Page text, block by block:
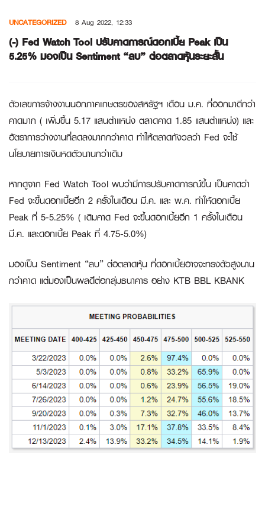
content
UNCATEGORIZED 8 Aug 2022, 12:33
(-) Fed Watch Tool ปรับคาดการณ์ดอกเบี้ย Peak เป็น
5.25% มองเป็น Sentiment “ลบ” ต่อตลาดหุ้นระยะสั้น
ตัวเลขการจ้างงานนอกภาคเกษตรของสหรัฐฯ เดือน ม.ค. ที่ออกมาดีกว่า
คาดมาก ( เพิ่มขึ้น 5.17 แสนตำแหน่ง ตลาดคาด 1.85 แสนตำแหน่ง) และ
อัตราการว่างงานที่ลดลงมากกว่าคาด ทำให้ตลาดกังวลว่า Fed จะใช้
นโยบายการเงินหดตัวนานกว่าเดิม
หากดูจาก Fed Watch Tool พบว่ามีการปรับคาดการณ์ขึ้น เป็นคาดว่า
Fed จะขึ้นดอกเบี้ยอีก 2 ครั้งในเดือน มี.ค. และ พ.ค. ทำให้ดอกเบี้ย
Peak ที่ 5-5.25% ( เดิมคาด Fed จะขึ้นดอกเบี้ยอีก 1 ครั้งในเดือน
มี.ค. และดอกเบี้ย Peak ที่ 4.75-5.0%)
มองเป็น Sentiment “ลบ” ต่อตลาดหุ้น ที่ดอกเบี้ยอาจจะทรงตัวสูงนาน
กว่าคาด แต่มองเป็นผลดีต่อกลุ่มธนาคาร อย่าง KTB BBL KBANK